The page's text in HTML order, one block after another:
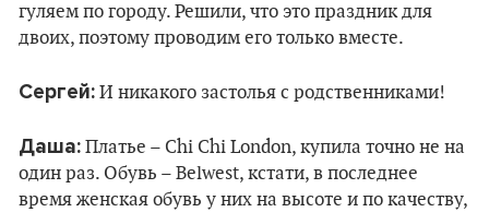
гуляем по городу. Решили, что это праздник для
двоих, поэтому проводим его только вместе.
Сергей: И никакого застолья с родственниками!
Даша: Платье – Chi Chi London, купила точно не на
один раз. Обувь – Belwest, кстати, в последнее
время женская обувь у них на высоте и по качеству,